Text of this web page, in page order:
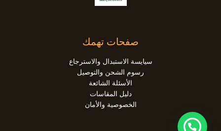
صفحات تهمك
سيايسة الاستبدال والاسترجاع
رسوم الشحن والتوصيل
الأسئلة الشائعة
دليل المقاسات
الخصوصية والأمان